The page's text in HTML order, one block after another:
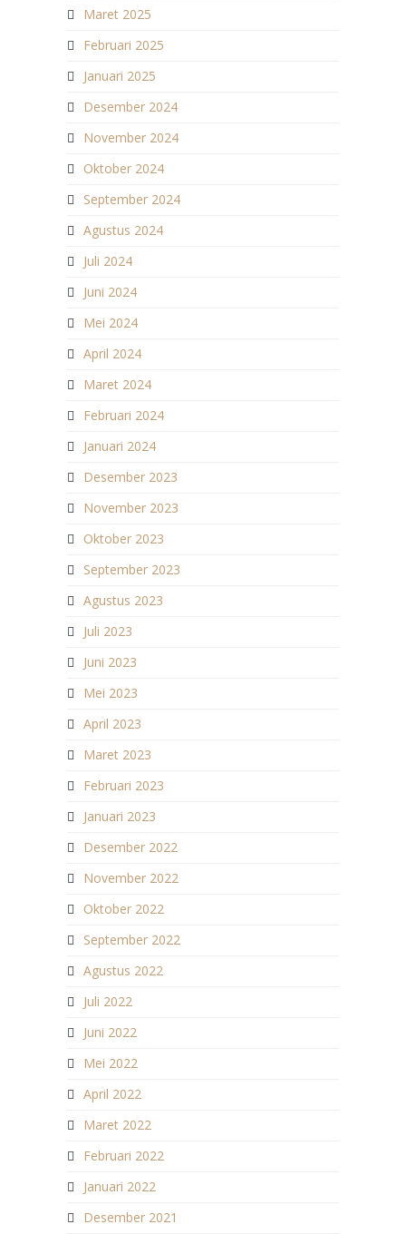
Maret 2025
Februari 2025
Januari 2025
Desember 2024
November 2024
Oktober 2024
September 2024
Agustus 2024
Juli 2024
Juni 2024
Mei 2024
April 2024
Maret 2024
Februari 2024
Januari 2024
Desember 2023
November 2023
Oktober 2023
September 2023
Agustus 2023
Juli 2023
Juni 2023
Mei 2023
April 2023
Maret 2023
Februari 2023
Januari 2023
Desember 2022
November 2022
Oktober 2022
September 2022
Agustus 2022
Juli 2022
Juni 2022
Mei 2022
April 2022
Maret 2022
Februari 2022
Januari 2022
Desember 2021